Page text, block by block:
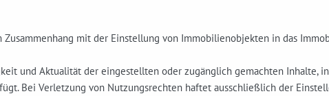
mit der Einstellung von Immobilienobjekten in das
und Aktualität der eingestellten oder zugänglich gemachten Inhalte,
Bei Verletzung von Nutzungsrechten haftet ausschließlich der